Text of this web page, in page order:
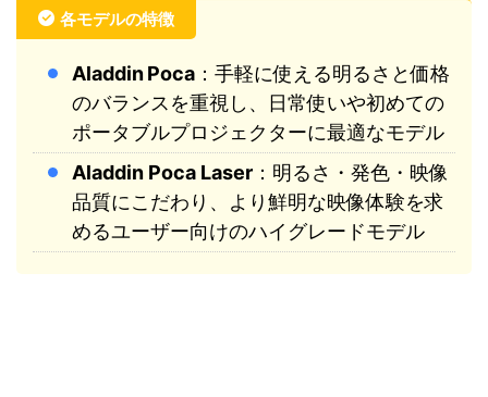
各モデルの特徴
Aladdin Poca ：手軽に使える明るさと価格
のバランスを重視し、日常使いや初めての
ポータブルプロジェクターに最適なモデル
Aladdin Poca Laser ：明るさ・発色・映像
品質にこだわり、より鮮明な映像体験を求
めるユーザー向けのハイグレードモデル